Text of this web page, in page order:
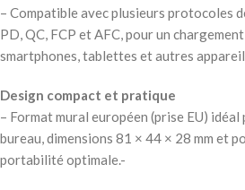
– Compatible avec plusieurs protocoles
PD, QC, FCP et AFC, pour un
smartphones, tablettes et autres
Design compact et pratique
– Format mural européen (prise EU)
bureau, dimensions 81 × 44 × 28 mm et
portabilité optimale.-